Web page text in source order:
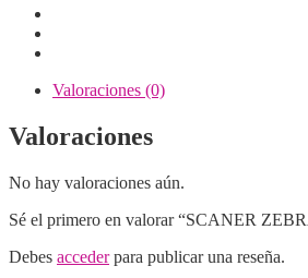
USB
KIT
W/STAND
DS2208-
cantidad
Valoraciones (0)
Valoraciones
No hay valoraciones aún.
Sé el primero en valorar “SCANER
Debes accederpara publicar una reseña.